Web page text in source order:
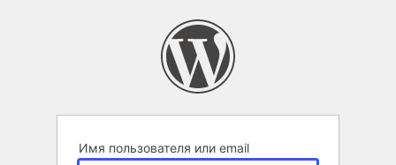
Имя пользователя или email